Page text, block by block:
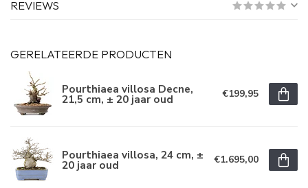
REVIEWS
GERELATEERDE PRODUCTEN
Pourthiaea villosa Decne,
21,5 cm, ± 20 jaar oud €199,95
Pourthiaea villosa, 24 cm, ±
20 jaar oud €1.695,00